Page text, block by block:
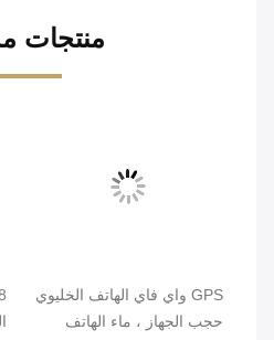
منتجات
GPS واي فاي الهاتف الخليوي
حجب الجهاز ، ماء الهاتف